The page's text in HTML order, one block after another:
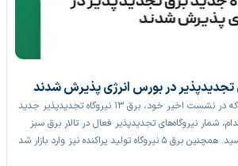
بورس انرژی ایران اعلام کرد که در نشست اخیر خود، برق ۱۳ نیروگاه تجدیدپذیر جدید
شمار نیروگاه‌های تجدیدپذیر فعال در تالار برق سبز
بورس انرژی به ۱۵۴ واحد رسید. همچنین برق ۵ نیروگاه تولید پراکنده نیز وارد بازار شد
به ۲۱۵ واحد افزایش داد.